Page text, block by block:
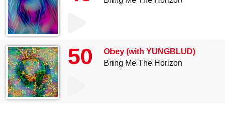
50
Obey (with YUNGBLUD)
Bring Me The Horizon